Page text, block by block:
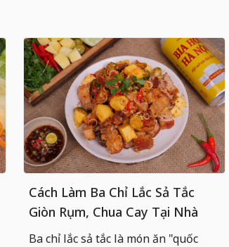
Cách Làm Ba Chỉ Lắc Sả Tắc
Giòn Rụm, Chua Cay Tại Nhà
Ba chỉ lắc sả tắc là món ăn "quốc